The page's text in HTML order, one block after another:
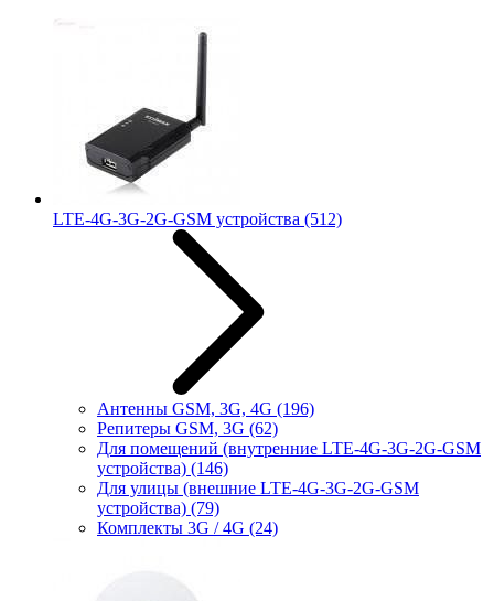
LTE-4G-3G-2G-GSM устройства (512)
Антенны GSM, 3G, 4G (196)
Репитеры GSM, 3G (62)
Для помещений (внутренние LTE-4G-3G-2G-GSM
устройства) (146)
Для улицы (внешние LTE-4G-3G-2G-GSM
устройства) (79)
Комплекты 3G / 4G (24)